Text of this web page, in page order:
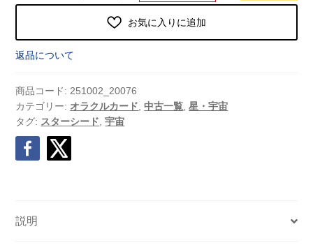
お気に入りに追加
返品について
商品コード: 251002_20076
カテゴリー: オラクルカード ,中古一覧 ,星・宇宙
タグ: スターシード ,宇宙
説明